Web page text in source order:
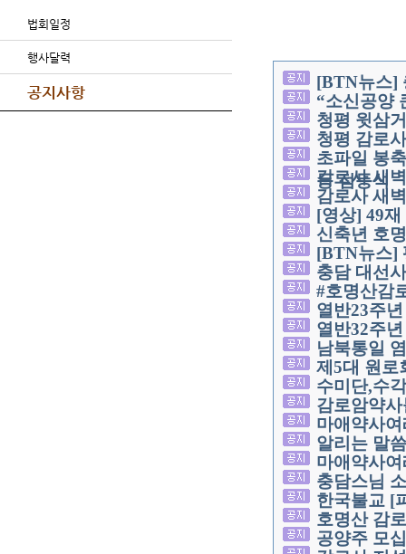
법회일정
행사달력
공지사항
[BTN뉴스]
“소신공양
청평 윗삼
청평 감로
초파일 봉
등 점등식
감로사 새
감로사 새
[영상] 49
신축년 호
[BTN뉴스]
충담 대선
#호명산감
열반23주
열반32주
남북통일
제5대 원로
수미단,수
감로암약
마애약사
알리는 말씀
마애약사
충담스님
한국불교 [
호명산 감
공양주 모